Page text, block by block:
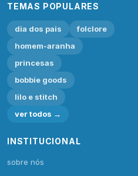
TEMAS POPULARES
dia dos pais
folclore
homem-aranha
princesas
bobbie goods
lilo e stitch
ver todos →
INSTITUCIONAL
sobre nós